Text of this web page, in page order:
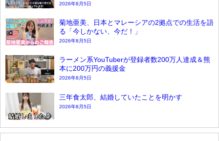
2026年8月5日
菊地亜美、日本とマレーシアの2拠点での生活を語
る「今しかない、今だ！」
2026年8月5日
ラーメン系YouTuberが登録者数200万人達成＆熊
本に200万円の義援金
2026年8月5日
三年食太郎、結婚していたことを明かす
2026年8月5日